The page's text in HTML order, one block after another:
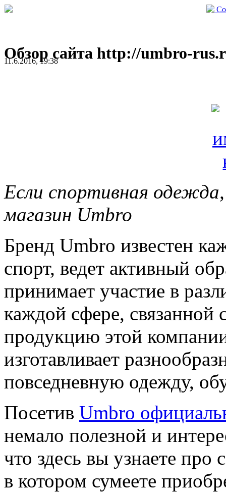
Обзор сайта http://umbro-
11.6.2016, 19:38
Если спортивная
магазин Umbro
Бренд Umbro известен
спорт, ведет активный
принимает участие в
каждой сфере, связанной
продукцию этой
изготавливает
повседневную одежду,
Посетив Umbro
немало полезной и
что здесь вы узнаете
в котором сумеете